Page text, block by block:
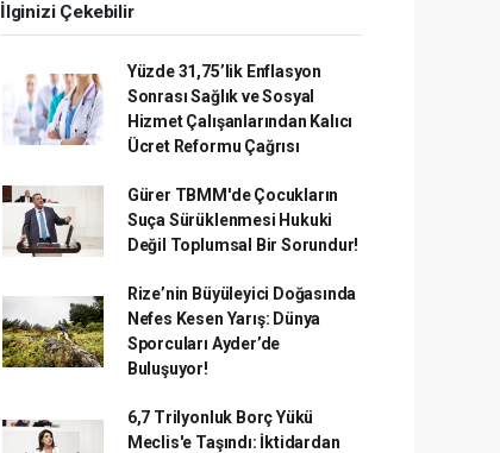
İlginizi Çekebilir
Yüzde 31,75’lik Enflasyon
Sonrası Sağlık ve Sosyal
Hizmet Çalışanlarından Kalıcı
Ücret Reformu Çağrısı
Gürer TBMM'de Çocukların
Suça Sürüklenmesi Hukuki
Değil Toplumsal Bir Sorundur!
Rize’nin Büyüleyici Doğasında
Nefes Kesen Yarış: Dünya
Sporcuları Ayder’de
Buluşuyor!
6,7 Trilyonluk Borç Yükü
Meclis'e Taşındı: İktidardan